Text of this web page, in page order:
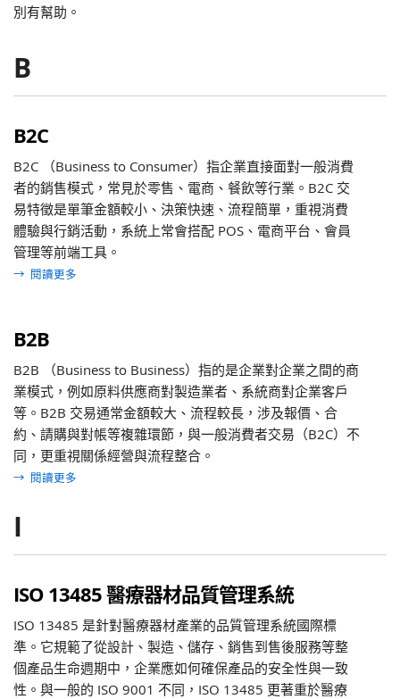
別有幫助。
B
B2C
B2C （Business to Consumer）指企業直接面對一般消費
者的銷售模式，常見於零售、電商、餐飲等行業。B2C 交
易特徵是單筆金額較小、決策快速、流程簡單，重視消費
體驗與行銷活動，系統上常會搭配 POS、電商平台、會員
管理等前端工具。
→ 閱讀更多
B2B
B2B （Business to Business）指的是企業對企業之間的商
業模式，例如原料供應商對製造業者、系統商對企業客戶
等。B2B 交易通常金額較大、流程較長，涉及報價、合
約、請購與對帳等複雜環節，與一般消費者交易（B2C）不
同，更重視關係經營與流程整合。
→ 閱讀更多
I
ISO 13485 醫療器材品質管理系統
ISO 13485 是針對醫療器材產業的品質管理系統國際標
準。它規範了從設計、製造、儲存、銷售到售後服務等整
個產品生命週期中，企業應如何確保產品的安全性與一致
性。與一般的 ISO 9001 不同，ISO 13485 更著重於醫療